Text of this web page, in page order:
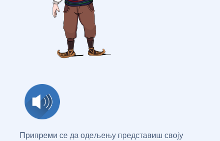
Припреми се да одељењу представиш своју